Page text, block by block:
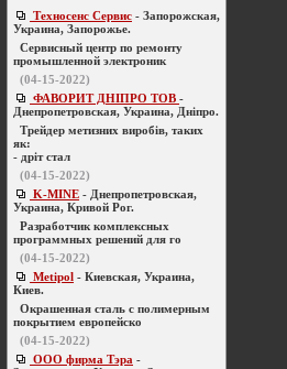
Техносенс Сервис - Запорожская,
Украина, Запорожье.
Cервисный центр по ремонту
промышленной электроник
(04-15-2022)
ФАВОРИТ ДНІПРО ТОВ -
Днепропетровская, Украина, Дніпро.
Трейдер метизних виробів, таких
як:
- дріт стал
(04-15-2022)
K-MINE - Днепропетровская,
Украина, Кривой Рог.
Разработчик комплексных
программных решений для го
(04-15-2022)
Metipol - Киевская, Украина,
Киев.
Окрашенная сталь с полимерным
покрытием европейско
(04-15-2022)
ООО фирма Тэра -